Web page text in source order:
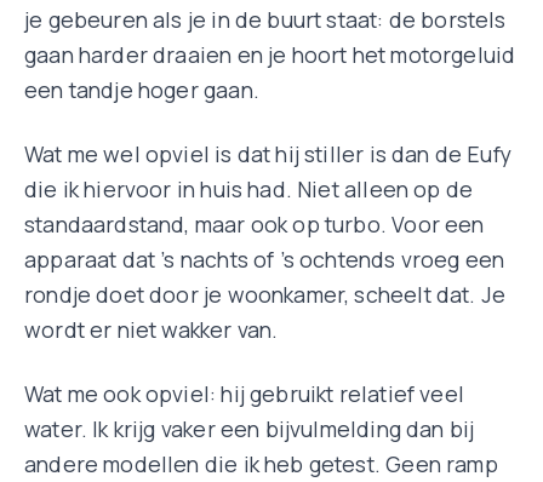
je gebeuren als je in de buurt staat: de borstels
gaan harder draaien en je hoort het motorgeluid
een tandje hoger gaan.
Wat me wel opviel is dat hij stiller is dan de Eufy
die ik hiervoor in huis had. Niet alleen op de
standaardstand, maar ook op turbo. Voor een
apparaat dat ’s nachts of ’s ochtends vroeg een
rondje doet door je woonkamer, scheelt dat. Je
wordt er niet wakker van.
Wat me ook opviel: hij gebruikt relatief veel
water. Ik krijg vaker een bijvulmelding dan bij
andere modellen die ik heb getest. Geen ramp